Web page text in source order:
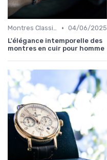
Montres Classiques • 04/06/2025
L'élégance intemporelle des
montres en cuir pour homme